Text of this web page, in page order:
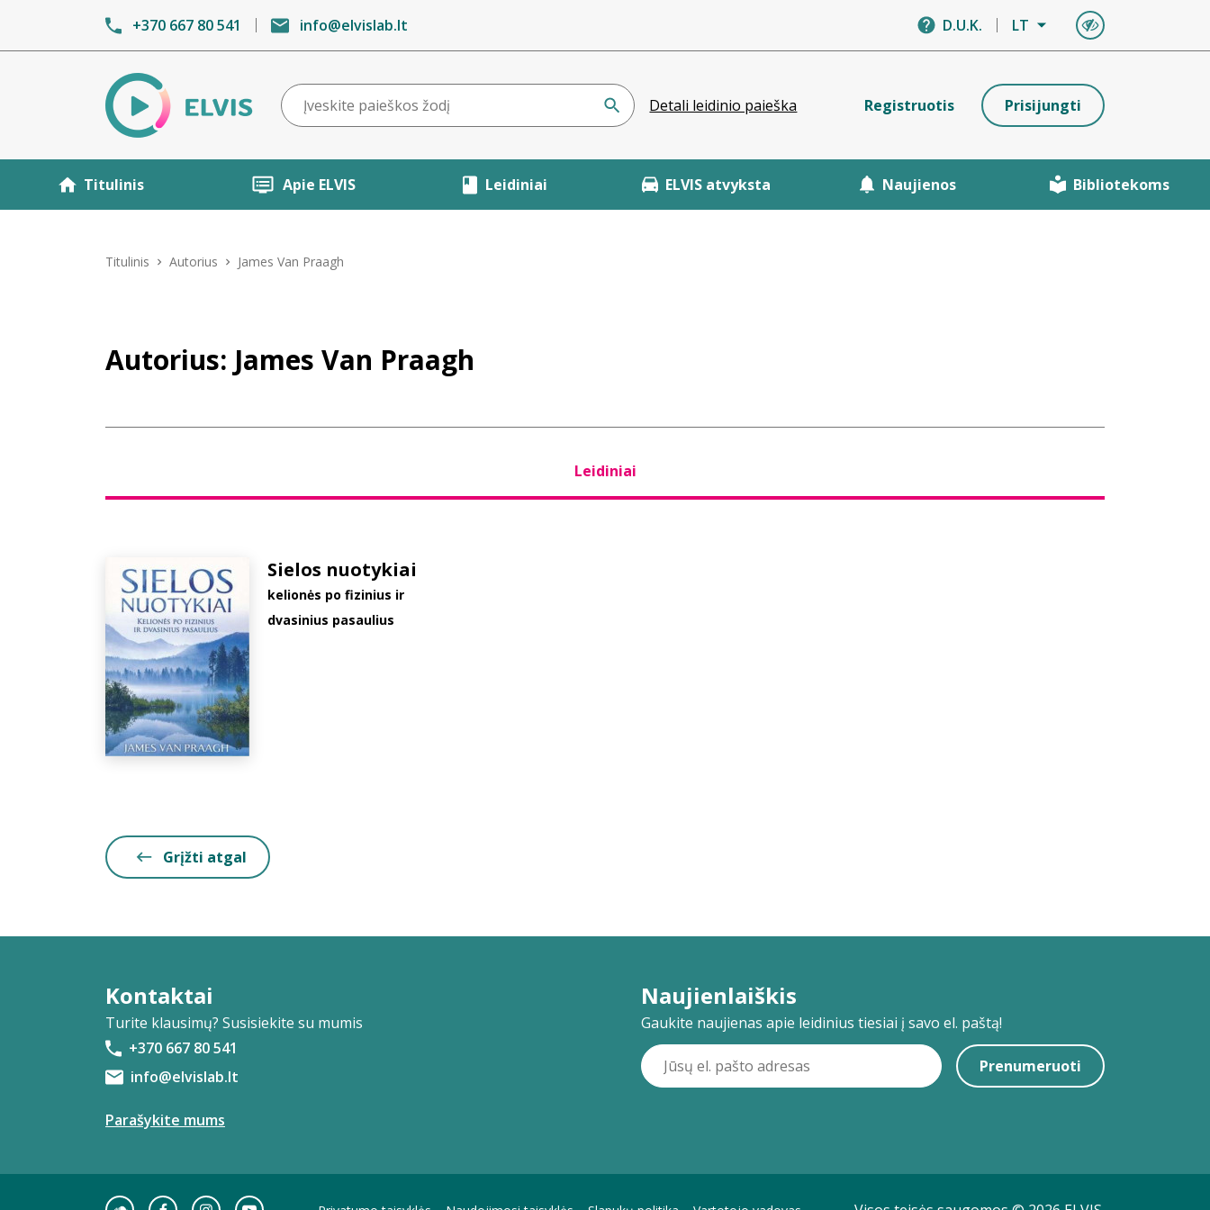
+370 667 80 541 info@elvislab.lt D.U.K. LT
Detali leidinio paieška Registruotis Prisijungti
Titulinis Apie ELVIS Leidiniai ELVIS atvyksta Naujienos Bibliotekoms
Titulinis Autorius James Van Praagh
Autorius: James Van Praagh
Leidiniai
Sielos nuotykiai
kelionės po fizinius ir
dvasinius pasaulius
Grįžti atgal
Kontaktai
Turite klausimų? Susisiekite su mumis
+370 667 80 541
info@elvislab.lt
Parašykite mums
Naujienlaiškis
Gaukite naujienas apie leidinius tiesiai į savo el. paštą!
Prenumeruoti